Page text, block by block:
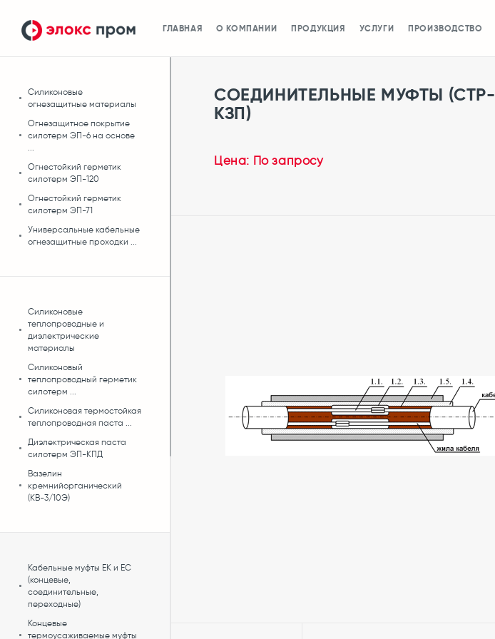
ГЛАВНАЯ О КОМПАНИИ ПРОДУКЦИЯ УСЛУГИ ПРОИЗВОДСТВО
Силиконовые
огнезащитные материалы
Огнезащитное покрытие
силотерм ЭП-6 на основе
...
Огнестойкий герметик
силотерм ЭП-120
Огнестойкий герметик
силотерм ЭП-71
Универсальные кабельные
огнезащитные проходки ...
Силиконовые
теплопроводные и
диэлектрические
материалы
Силиконовый
теплопроводный герметик
силотерм ...
Силиконовая термостойкая
теплопроводная паста ...
Диэлектрическая паста
силотерм ЭП-КПД
Вазелин
кремнийорганический
(КВ-3/10Э)
Кабельные муфты ЕК и ЕС
(концевые,
соединительные,
переходные)
Концевые
термоусаживаемые муфты
СОЕДИНИТЕЛЬНЫЕ МУФТЫ (СТР-
КЗП)
Цена: По запросу